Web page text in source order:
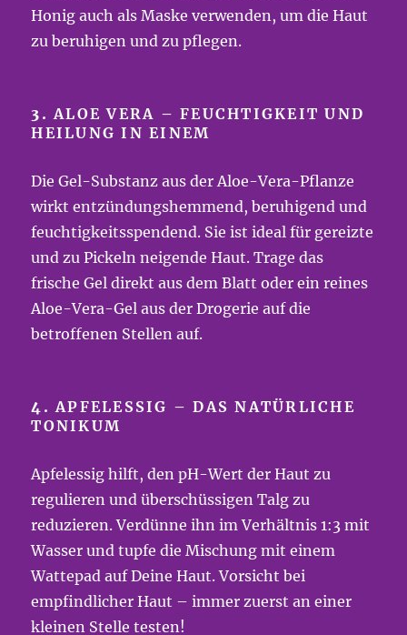
Honig auch als Maske verwenden, um die Haut
zu beruhigen und zu pflegen.
3.ALOE VERA – FEUCHTIGKEIT UND
HEILUNG IN EINEM
Die Gel-Substanz aus der Aloe-Vera-Pflanze
wirkt entzündungshemmend, beruhigend und
feuchtigkeitsspendend. Sie ist ideal für gereizte
und zu Pickeln neigende Haut. Trage das
frische Gel direkt aus dem Blatt oder ein reines
Aloe-Vera-Gel aus der Drogerie auf die
betroffenen Stellen auf.
4.APFELESSIG – DAS NATÜRLICHE
TONIKUM
Apfelessig hilft, den pH-Wert der Haut zu
regulieren und überschüssigen Talg zu
reduzieren. Verdünne ihn im Verhältnis 1:3 mit
Wasser und tupfe die Mischung mit einem
Wattepad auf Deine Haut. Vorsicht bei
empfindlicher Haut – immer zuerst an einer
kleinen Stelle testen!